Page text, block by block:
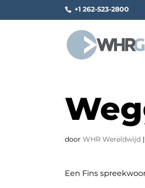
+1 262-523-2800
doorWHR Wereldwijd
Een Fins